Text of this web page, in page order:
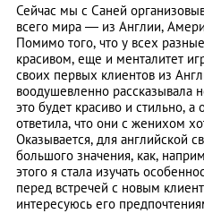
Сейчас мы с Саней
всего мира ― из Англии,
Помимо того, что у всех
красивом, еще и менталитет
своих первых клиентов из
воодушевленно рассказывала
это будет красиво и стильно,
ответила, что они с женихом
Оказывается, для английской
большого значения, как,
этого я стала изучать
перед встречей с новым
интересуюсь его